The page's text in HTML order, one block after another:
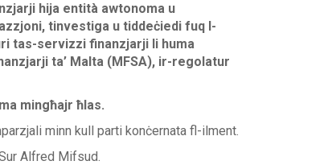
hijaentità awtonoma u
tinvestiga u tiddeċiedi fuq l-
tas-servizzi finanzjarji li huma
ta’ Malta (MFSA), ir-regolatur
mingħajr ħlas.
minn kull parti konċernata fl-ilment.
Alfred Mifsud.